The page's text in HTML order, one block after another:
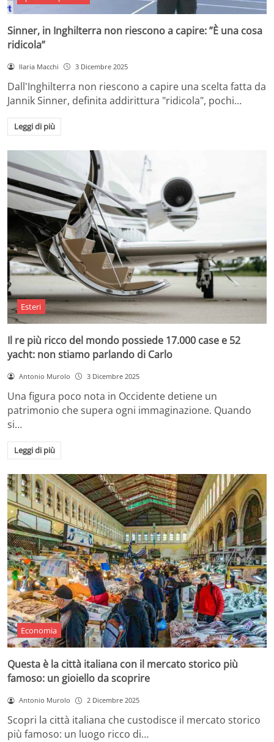
Sinner, in Inghilterra non riescono a capire: ”È una cosa
ridicola”
Ilaria Macchi 3 Dicembre 2025
Dall'Inghilterra non riescono a capire una scelta fatta da
Jannik Sinner, definita addirittura "ridicola", pochi…
Leggi di più
Esteri
Il re più ricco del mondo possiede 17.000 case e 52
yacht: non stiamo parlando di Carlo
Antonio Murolo 3 Dicembre 2025
Una figura poco nota in Occidente detiene un
patrimonio che supera ogni immaginazione. Quando
si…
Leggi di più
Economia
Questa è la città italiana con il mercato storico più
famoso: un gioiello da scoprire
Antonio Murolo 2 Dicembre 2025
Scopri la città italiana che custodisce il mercato storico
più famoso: un luogo ricco di…